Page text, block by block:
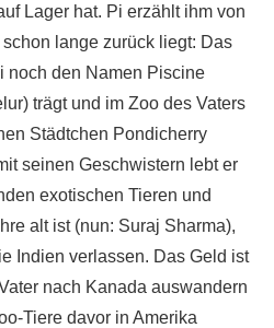
Lager hat. Pi erzählt ihm von
lange zurück liegt: Das
noch den Namen Piscine
trägt und im Zoo des Vaters
Städtchen Pondicherry
seinen Geschwistern lebt er
exotischen Tieren und
alt ist (nun: Suraj Sharma),
Indien verlassen. Das Geld ist
nach Kanada auswandern
Tiere davor in Amerika